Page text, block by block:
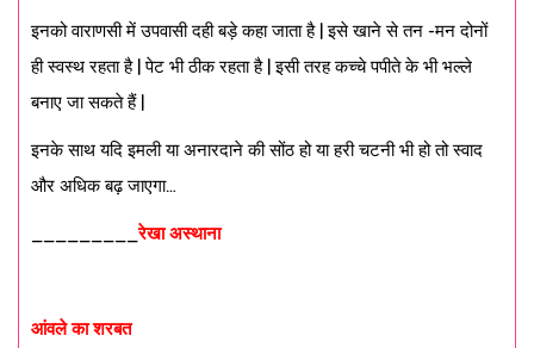
इनको वाराणसी में उपवासी दही बड़े कहा जाता है | इसे खाने से तन -मन दोनों
ही स्वस्थ रहता है | पेट भी ठीक रहता है | इसी तरह कच्चे पपीते के भी भल्ले
बनाए जा सकते हैं |
इनके साथ यदि इमली या अनारदाने की सोंठ हो या हरी चटनी भी हो तो स्वाद
और अधिक बढ़ जाएगा…
_________रेखा अस्थाना
आंवले का शरबत